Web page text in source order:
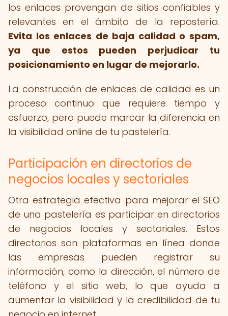
los enlaces provengan de sitios confiables y
relevantes en el ámbito de la repostería.
Evita los enlaces de baja calidad o spam,
ya que estos pueden perjudicar tu
posicionamiento en lugar de mejorarlo.
La construcción de enlaces de calidad es un
proceso continuo que requiere tiempo y
esfuerzo, pero puede marcar la diferencia en
la visibilidad online de tu pastelería.
Participación en directorios de
negocios locales y sectoriales
Otra estrategia efectiva para mejorar el SEO
de una pastelería es participar en directorios
de negocios locales y sectoriales. Estos
directorios son plataformas en línea donde
las empresas pueden registrar su
información, como la dirección, el número de
teléfono y el sitio web, lo que ayuda a
aumentar la visibilidad y la credibilidad de tu